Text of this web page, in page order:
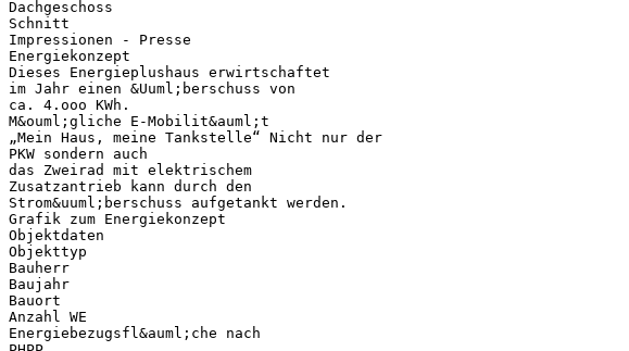
Dachgeschoss
Schnitt
Impressionen - Presse
Energiekonzept
Dieses Energieplushaus erwirtschaftet
im Jahr einen &Uuml;berschuss von
ca. 4.ooo KWh.
M&ouml;gliche E-Mobilit&auml;t
„Mein Haus, meine Tankstelle“ Nicht nur der
PKW sondern auch
das Zweirad mit elektrischem
Zusatzantrieb kann durch den
Strom&uuml;berschuss aufgetankt werden.
Grafik zum Energiekonzept
Objektdaten
Objekttyp
Bauherr
Baujahr
Bauort
Anzahl WE
Energiebezugsfl&auml;che nach